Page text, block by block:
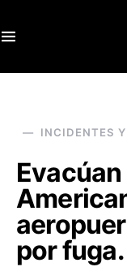
INCIDENTES
por fuga.